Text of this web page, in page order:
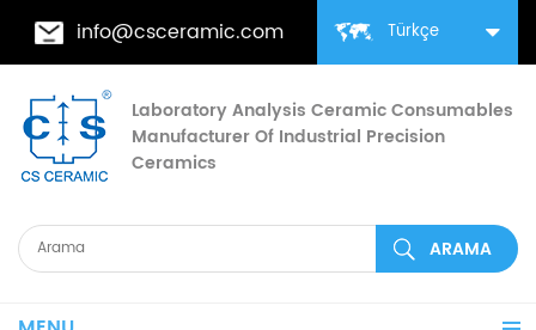
Türkçe
info@csceramic.com
Laboratory Analysis Ceramic Consumables
Manufacturer Of Industrial Precision
Ceramics